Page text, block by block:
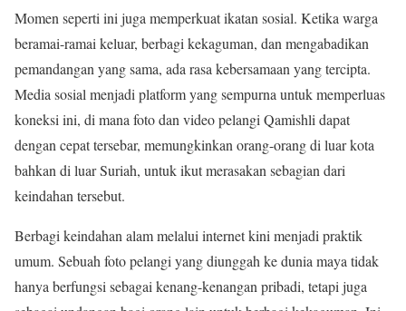
Momen seperti ini juga memperkuat ikatan sosial. Ketika warga
beramai-ramai keluar, berbagi kekaguman, dan mengabadikan
pemandangan yang sama, ada rasa kebersamaan yang tercipta.
Media sosial menjadi platform yang sempurna untuk memperluas
koneksi ini, di mana foto dan video pelangi Qamishli dapat
dengan cepat tersebar, memungkinkan orang-orang di luar kota
bahkan di luar Suriah, untuk ikut merasakan sebagian dari
keindahan tersebut.
Berbagi keindahan alam melalui internet kini menjadi praktik
umum. Sebuah foto pelangi yang diunggah ke dunia maya tidak
hanya berfungsi sebagai kenang-kenangan pribadi, tetapi juga